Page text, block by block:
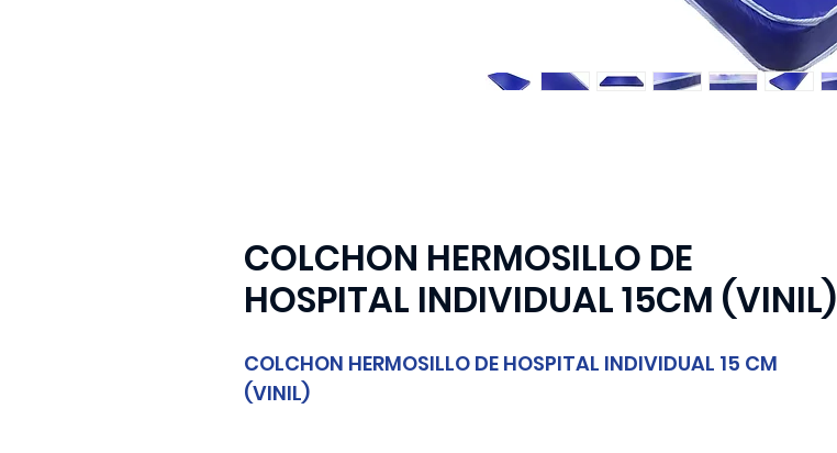
COLCHON HERMOSILLO DE
HOSPITAL INDIVIDUAL 15CM (VINIL)
COLCHON HERMOSILLO DE HOSPITAL INDIVIDUAL 15 CM
(VINIL)